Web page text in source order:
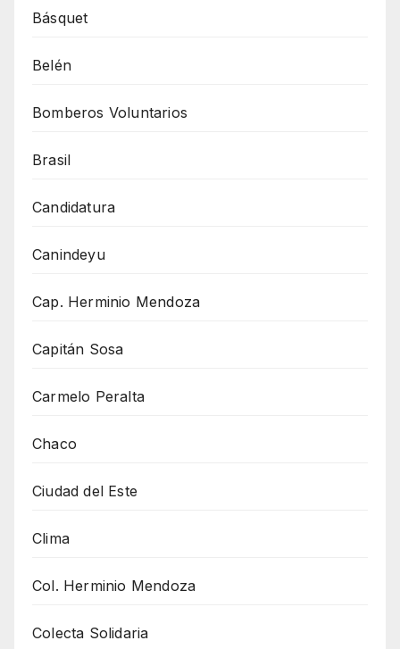
Básquet
Belén
Bomberos Voluntarios
Brasil
Candidatura
Canindeyu
Cap. Herminio Mendoza
Capitán Sosa
Carmelo Peralta
Chaco
Ciudad del Este
Clima
Col. Herminio Mendoza
Colecta Solidaria